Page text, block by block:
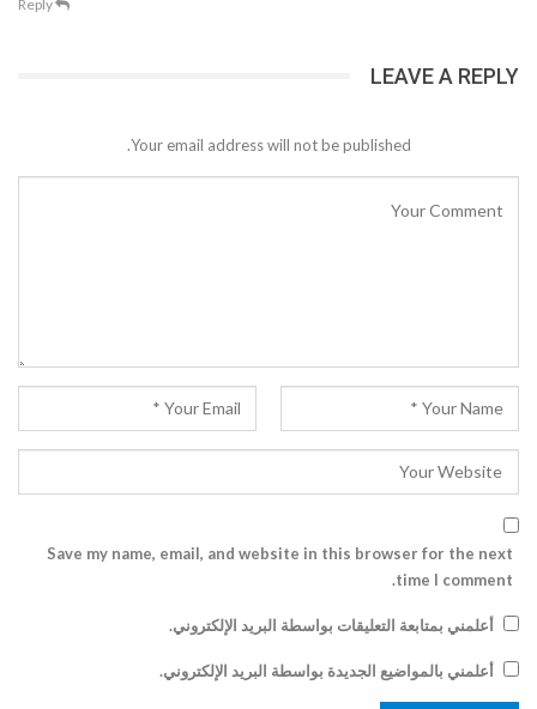
LEAVE A REPLY
Your email address will not be published.
Save my name, email, and website in this browser for the next
time I comment.
أعلمني بمتابعة التعليقات بواسطة البريد الإلكتروني.
أعلمني بالمواضيع الجديدة بواسطة البريد الإلكتروني.